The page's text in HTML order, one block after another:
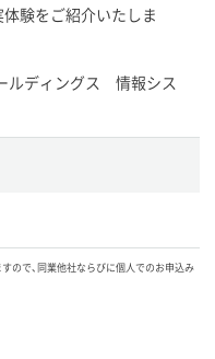
験をご紹介いたしま
ルディングス 情報シス
ので、同業他社ならびに個人でのお申込み